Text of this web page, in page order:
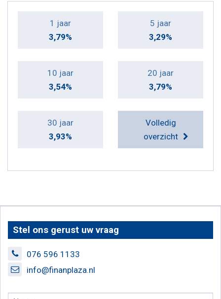
1 jaar
3,79%
5 jaar
3,29%
10 jaar
3,54%
20 jaar
3,79%
30 jaar
3,93%
Volledig
overzicht
Stel ons gerust uw vraag
076 596 1133
info@finanplaza.nl